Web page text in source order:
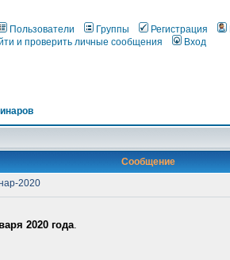
Пользователи Группы Регистрация
и проверить личные сообщения
Вход
Сообщение
2020
2020 года.